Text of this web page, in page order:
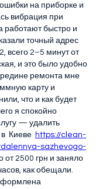
на приборке и
вибрация при
работают быстро и
точный адрес
всего 2–5 минут от
и это было удобно
ремонта мне
карту и
что и как будет
я спокойно
— удалить
Киеве https://clean-
sazhevogo-
от 2500 грн и заняло
как обещали.